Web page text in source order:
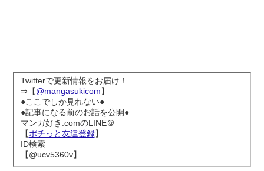
Twitterで更新情報をお届け！
⇒【@mangasukicom】
●ここでしか見れない●
●記事になる前のお話を公開●
マンガ好き.comのLINE＠
【ポチっと友達登録】
ID検索
【@ucv5360v】